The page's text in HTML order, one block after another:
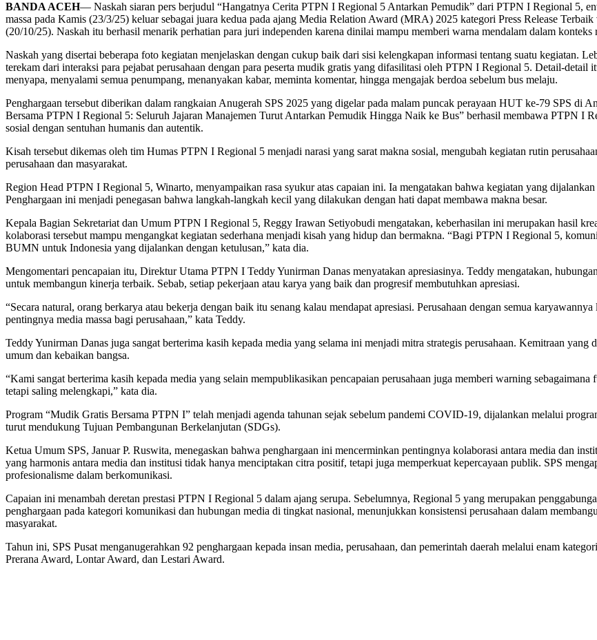
BANDA ACEH— Naskah siaran pers berjudul “Hangatnya Cerita PTPN I Regional 5 Antarkan Pemudik” dari PTPN I Regional 5,
massa pada Kamis (23/3/25) keluar sebagai juara kedua pada ajang Media Relation Award (MRA) 2025 kategori Press Release
(20/10/25). Naskah itu berhasil menarik perhatian para juri independen karena dinilai mampu memberi warna mendalam dalam konteks
Naskah yang disertai beberapa foto kegiatan menjelaskan dengan cukup baik dari sisi kelengkapan informasi tentang suatu kegiatan.
terekam dari interaksi para pejabat perusahaan dengan para peserta mudik gratis yang difasilitasi oleh PTPN I Regional 5. Detail-detail
menyapa, menyalami semua penumpang, menanyakan kabar, meminta komentar, hingga mengajak berdoa sebelum bus melaju.
Penghargaan tersebut diberikan dalam rangkaian Anugerah SPS 2025 yang digelar pada malam puncak perayaan HUT ke-79 SPS
Bersama PTPN I Regional 5: Seluruh Jajaran Manajemen Turut Antarkan Pemudik Hingga Naik ke Bus” berhasil membawa PTPN I
sosial dengan sentuhan humanis dan autentik.
Kisah tersebut dikemas oleh tim Humas PTPN I Regional 5 menjadi narasi yang sarat makna sosial, mengubah kegiatan rutin
perusahaan dan masyarakat.
Region Head PTPN I Regional 5, Winarto, menyampaikan rasa syukur atas capaian ini. Ia mengatakan bahwa kegiatan yang
Penghargaan ini menjadi penegasan bahwa langkah-langkah kecil yang dilakukan dengan hati dapat membawa makna besar.
Kepala Bagian Sekretariat dan Umum PTPN I Regional 5, Reggy Irawan Setiyobudi mengatakan, keberhasilan ini merupakan hasil
kolaborasi tersebut mampu mengangkat kegiatan sederhana menjadi kisah yang hidup dan bermakna. “Bagi PTPN I Regional 5,
BUMN untuk Indonesia yang dijalankan dengan ketulusan,” kata dia.
Mengomentari pencapaian itu, Direktur Utama PTPN I Teddy Yunirman Danas menyatakan apresiasinya. Teddy mengatakan,
untuk membangun kinerja terbaik. Sebab, setiap pekerjaan atau karya yang baik dan progresif membutuhkan apresiasi.
“Secara natural, orang berkarya atau bekerja dengan baik itu senang kalau mendapat apresiasi. Perusahaan dengan semua
pentingnya media massa bagi perusahaan,” kata Teddy.
Teddy Yunirman Danas juga sangat berterima kasih kepada media yang selama ini menjadi mitra strategis perusahaan. Kemitraan yang
umum dan kebaikan bangsa.
“Kami sangat berterima kasih kepada media yang selain mempublikasikan pencapaian perusahaan juga memberi warning
tetapi saling melengkapi,” kata dia.
Program “Mudik Gratis Bersama PTPN I” telah menjadi agenda tahunan sejak sebelum pandemi COVID-19, dijalankan melalui
turut mendukung Tujuan Pembangunan Berkelanjutan (SDGs).
Ketua Umum SPS, Januar P. Ruswita, menegaskan bahwa penghargaan ini mencerminkan pentingnya kolaborasi antara media dan
yang harmonis antara media dan institusi tidak hanya menciptakan citra positif, tetapi juga memperkuat kepercayaan publik. SPS
profesionalisme dalam berkomunikasi.
Capaian ini menambah deretan prestasi PTPN I Regional 5 dalam ajang serupa. Sebelumnya, Regional 5 yang merupakan
penghargaan pada kategori komunikasi dan hubungan media di tingkat nasional, menunjukkan konsistensi perusahaan dalam
masyarakat.
Tahun ini, SPS Pusat menganugerahkan 92 penghargaan kepada insan media, perusahaan, dan pemerintah daerah melalui enam
Prerana Award, Lontar Award, dan Lestari Award.